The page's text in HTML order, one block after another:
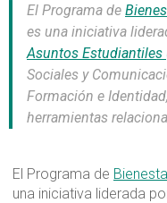
Postgrado
Libro 40 años
Sitios Santo Tomás
我们是谁
El Programa de
es una iniciativa
Asuntos Estudiantiles
Sociales y
Formación e
herramientas
El Programa de
una iniciativa liderada